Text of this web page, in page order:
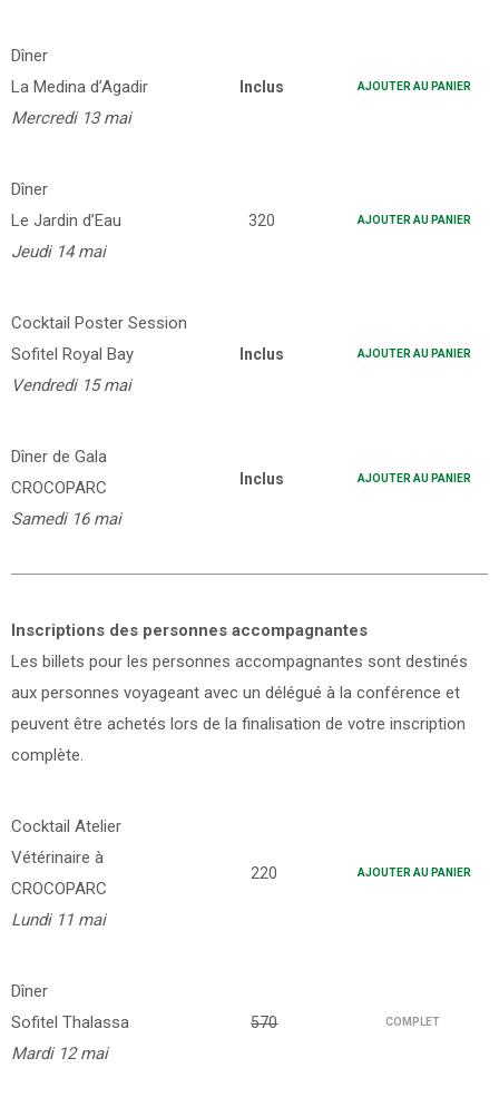
Dîner
La Medina d’Agadir
Mercredi 13 mai
Inclus AJOUTER AU PANIER
Dîner
Le Jardin d’Eau
Jeudi 14 mai
320 AJOUTER AU PANIER
Cocktail Poster Session
Sofitel Royal Bay
Vendredi 15 mai
Inclus AJOUTER AU PANIER
Dîner de Gala
CROCOPARC
Samedi 16 mai
Inclus AJOUTER AU PANIER
Inscriptions des personnes accompagnantes
Les billets pour les personnes accompagnantes sont destinés
aux personnes voyageant avec un délégué à la conférence et
peuvent être achetés lors de la finalisation de votre inscription
complète.
Cocktail Atelier
Vétérinaire à
CROCOPARC
Lundi 11 mai
220 AJOUTER AU PANIER
Dîner
Sofitel Thalassa
Mardi 12 mai
570 COMPLET